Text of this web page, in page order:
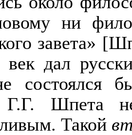
ни
завета»
век дал
состоялся
Г.Г. Шпета
Такой